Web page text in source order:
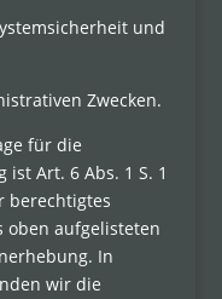
und
Zwecken.
für die
Art. 6 Abs. 1 S. 1
berechtigtes
oben aufgelisteten
In
wir die